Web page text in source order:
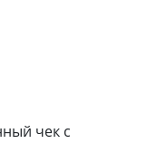
чек с